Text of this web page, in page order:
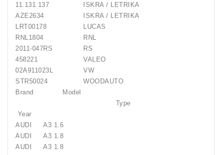
11.131.137
ISKRA / LETRIKA
AZE2634
ISKRA / LETRIKA
LRT00178
LUCAS
RNL1804
RNL
2011-047RS
RS
458221
VALEO
02A911023L
VW
STR50024
WOODAUTO
Brand Model
Type
Year
AUDI
A3 1.6
AUDI
A3 1.8
AUDI
A3 1.8